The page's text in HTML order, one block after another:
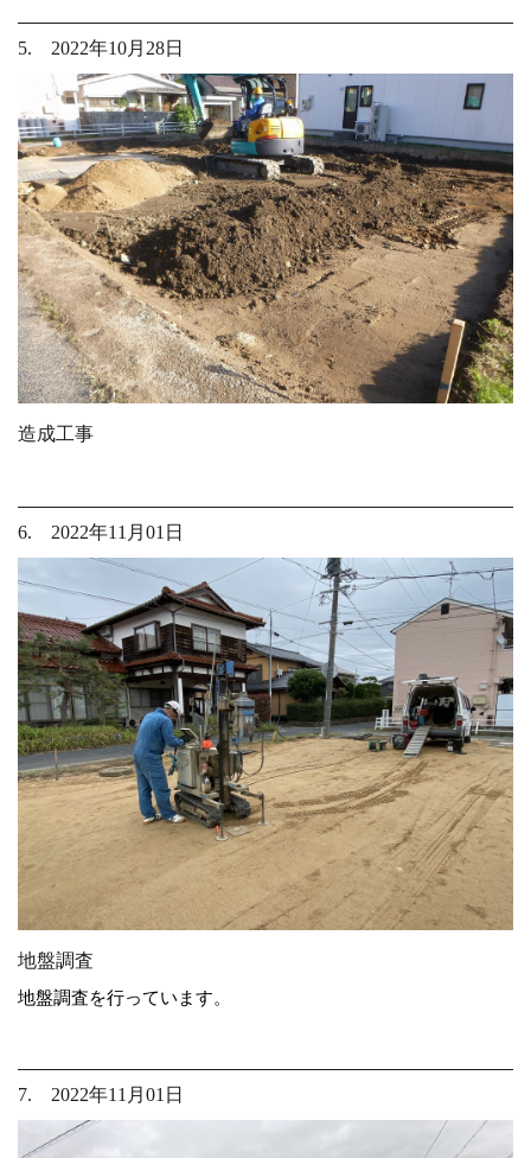
5. 2022年10月28日
造成工事
6. 2022年11月01日
地盤調査
地盤調査を行っています。
7. 2022年11月01日